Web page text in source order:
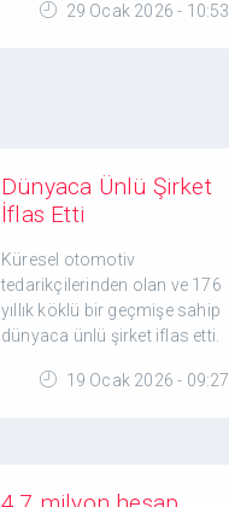
29 Ocak 2026 - 10:53
Dünyaca Ünlü Şirket
İflas Etti
Küresel otomotiv
tedarikçilerinden olan ve 176
yıllık köklü bir geçmişe sahip
dünyaca ünlü şirket iflas etti.
19 Ocak 2026 - 09:27